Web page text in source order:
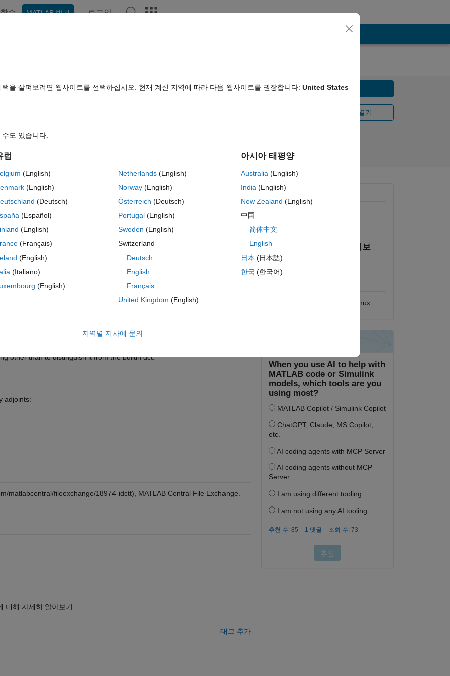
학습 MATLAB 받기 로그인
III DCT)
다운로드
MATLAB Online에서 열기
뷰(1)
2x or more faster than the builtin idct, and only about 1.5x slower than
want: either matlab's orthogonal version, or the standard version (cf. fftw
two further choices: 1) compute the true inverse (up to scaling) to the
transpose) to the forward "fftw" type II DCT.
DCT matrix, then giving the dimension and the index of sampled rows
other than to distinguish it from the builtin dct.
adjoints:
matlabcentral/fileexchange/18974-idctt), MATLAB Central File Exchange.
대해 자세히 알아보기
태그 추가
라이선스 보기
MATLAB 릴리스 호환 정보
Linux
을 살펴보려면 웹사이트를 선택하십시오. 현재 계신 지역에 따라 다음 웹사이트를 권장합니다: United States
도 있습니다.
럽
(English)
(English)
(Deutsch)
(Español)
(English)
(Français)
(English)
(Italiano)
(English)
Netherlands(English)
Norway(English)
Österreich (Deutsch)
Portugal(English)
Sweden (English)
Switzerland
Deutsch
English
Français
United Kingdom (English)
아시아 태평양
Australia(English)
India(English)
New Zealand (English)
中国
简体中文
English
日本 (日本語)
한국 (한국어)
지역별 지사에 문의